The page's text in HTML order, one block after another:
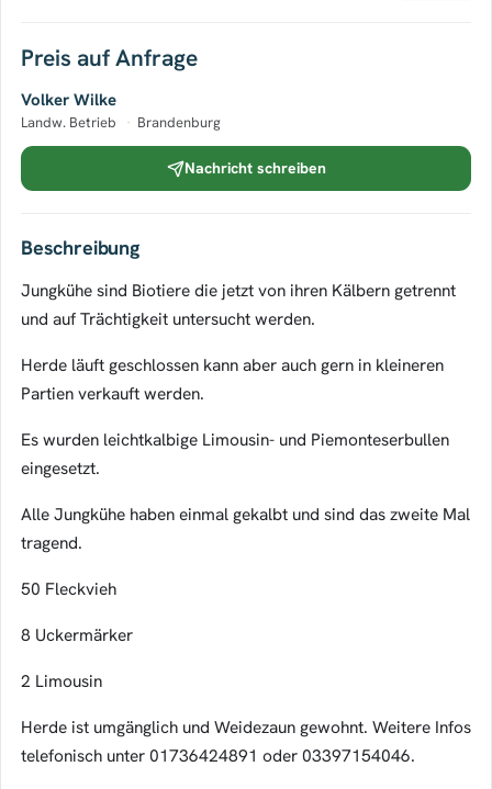
Preis auf Anfrage
Volker Wilke
Landw. Betrieb · Brandenburg
Nachricht schreiben
Beschreibung
Jungkühe sind Biotiere die jetzt von ihren Kälbern getrennt
und auf Trächtigkeit untersucht werden.
Herde läuft geschlossen kann aber auch gern in kleineren
Partien verkauft werden.
Es wurden leichtkalbige Limousin- und Piemonteserbullen
eingesetzt.
Alle Jungkühe haben einmal gekalbt und sind das zweite Mal
tragend.
50 Fleckvieh
8 Uckermärker
2 Limousin
Herde ist umgänglich und Weidezaun gewohnt. Weitere Infos
telefonisch unter 01736424891 oder 03397154046.